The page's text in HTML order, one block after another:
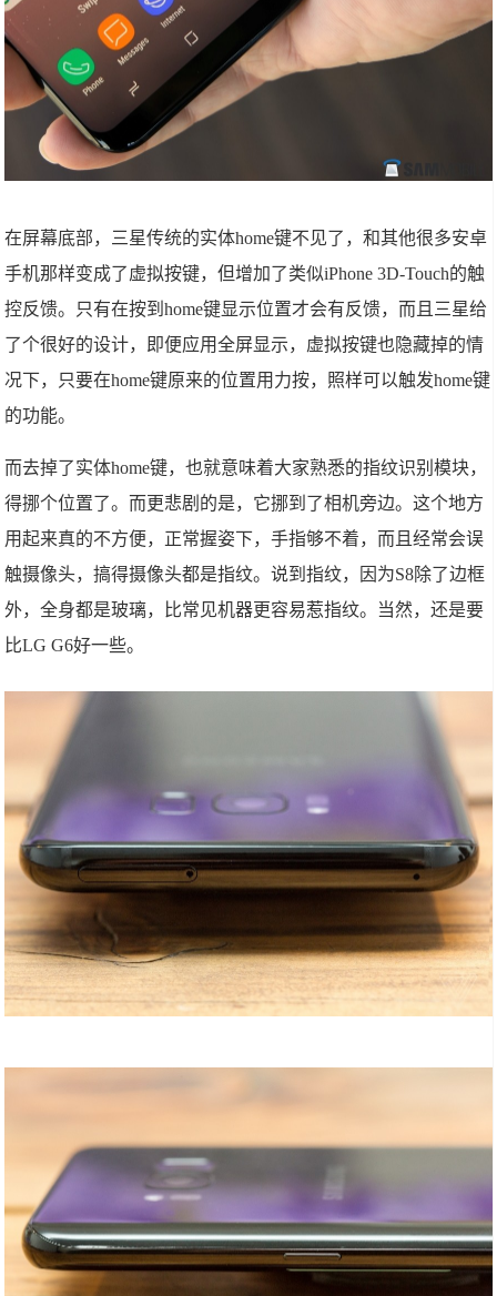
在屏幕底部，三星传统的实体home键不见了，和其他很多安卓
手机那样变成了虚拟按键，但增加了类似iPhone 3D-Touch的触
控反馈。只有在按到home键显示位置才会有反馈，而且三星给
了个很好的设计，即便应用全屏显示，虚拟按键也隐藏掉的情
况下，只要在home键原来的位置用力按，照样可以触发home键
的功能。
而去掉了实体home键，也就意味着大家熟悉的指纹识别模块，
得挪个位置了。而更悲剧的是，它挪到了相机旁边。这个地方
用起来真的不方便，正常握姿下，手指够不着，而且经常会误
触摄像头，搞得摄像头都是指纹。说到指纹，因为S8除了边框
外，全身都是玻璃，比常见机器更容易惹指纹。当然，还是要
比LG G6好一些。